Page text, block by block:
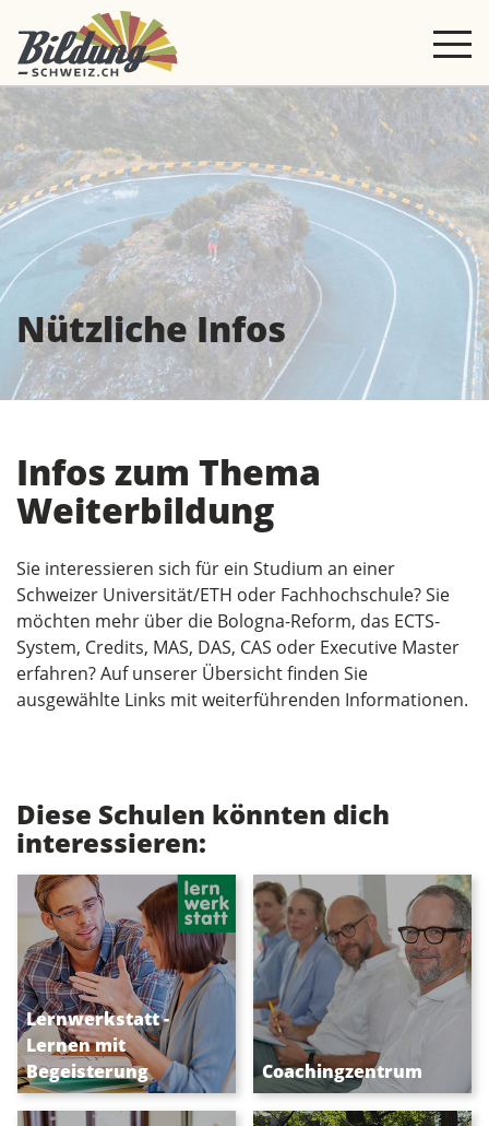
Nützliche Infos
Infos zum Thema
Weiterbildung
Sie interessieren sich für ein Studium an einer
Schweizer Universität/ETH oder Fachhochschule? Sie
möchten mehr über die Bologna-Reform, das ECTS-
System, Credits, MAS, DAS, CAS oder Executive Master
erfahren? Auf unserer Übersicht finden Sie
ausgewählte Links mit weiterführenden Informationen.
Diese Schulen könnten dich
interessieren:
Lernwerkstatt -
Lernen mit
Begeisterung
SVEB-Ausbildungen |
Coaching |HR-
Ausbildungen |30
Standorte
Coachingzentrum
Bildung mit Wirkung